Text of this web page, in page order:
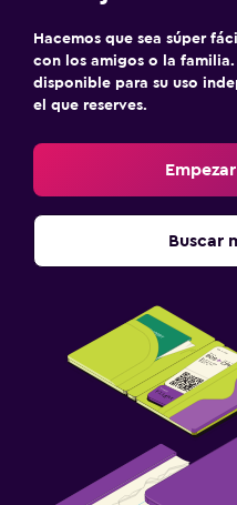
Hacemos que sea súper
con los amigos o la familia.
disponible para su uso
el que reserves.
Buscar